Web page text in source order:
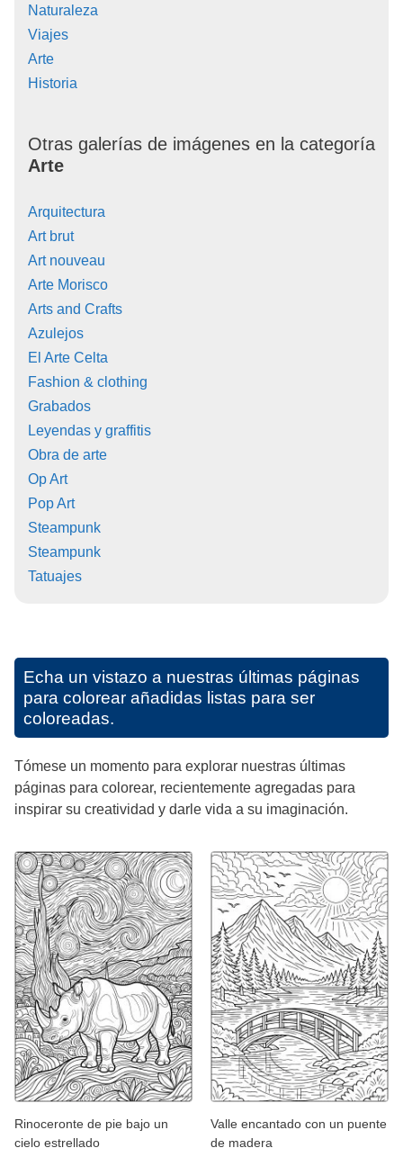
Naturaleza
Viajes
Arte
Historia
Otras galerías de imágenes en la categoría
Arte
Arquitectura
Art brut
Art nouveau
Arte Morisco
Arts and Crafts
Azulejos
El Arte Celta
Fashion & clothing
Grabados
Leyendas y graffitis
Obra de arte
Op Art
Pop Art
Steampunk
Steampunk
Tatuajes
Echa un vistazo a nuestras últimas páginas
para colorear añadidas listas para ser
coloreadas.
Tómese un momento para explorar nuestras últimas
páginas para colorear, recientemente agregadas para
inspirar su creatividad y darle vida a su imaginación.
Rinoceronte de pie bajo un
cielo estrellado
Valle encantado con un puente
de madera